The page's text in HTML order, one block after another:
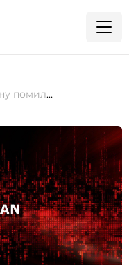
Atlassian попереджає про критичну помилку Confluence, яка може призвести до втрати даних